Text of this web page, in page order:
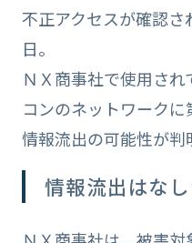
不正アクセスが確認
日。
ＮＸ商事社で使用さ
コンのネットワークに
情報流出の可能性が判
情報流出はな